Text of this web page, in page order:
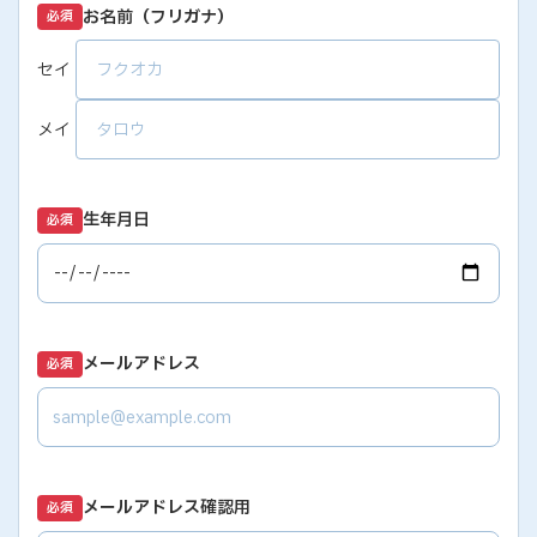
必須 お名前（フリガナ）
セイ
メイ
必須 生年月日
必須 メールアドレス
必須 メールアドレス確認用